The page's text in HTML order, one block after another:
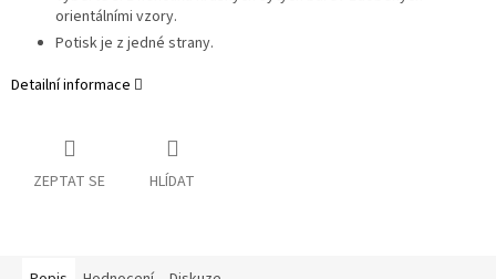
orientálními vzory.
Potisk je z jedné strany.
Detailní informace
ZEPTAT SE HLÍDAT